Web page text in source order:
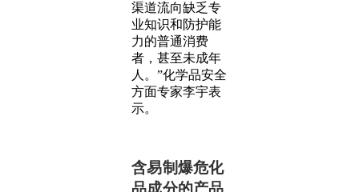
渠道流向缺乏专
业知识和防护能
力的普通消费
者，甚至未成年
人。”化学品安全
方面专家李宇表
示。
含易制爆危化
品成分的产品